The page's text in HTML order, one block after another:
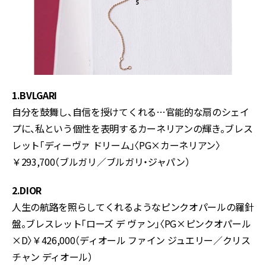
1.BVLGARI
自分を鼓舞し、自信を授けてくれる…官能的な扇のシェイ
プに、私という個性を表明するカーネリアンの輝き。ブレス
レット「ディーヴァ ドリーム」〈PG×カーネリアン〉
￥293,700（ブルガリ／ブルガリ・ジャパン）
2.DIOR
人生の航路を照らしてくれるようなピンクオパールの羅針
盤。ブレスレット「ローズ デ ヴァン」〈PG×ピンクオパール
×D〉￥426,000（ディオール ファイン ジュエリー／クリス
チャン ディオール）